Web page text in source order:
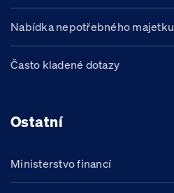
Nabídka nepotřebného majetku
Často kladené dotazy
Ostatní
Ministerstvo financí